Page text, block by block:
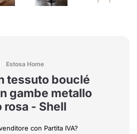
Estosa Home
tessuto bouclé
gambe metallo
rosa - Shell
con Partita IVA?